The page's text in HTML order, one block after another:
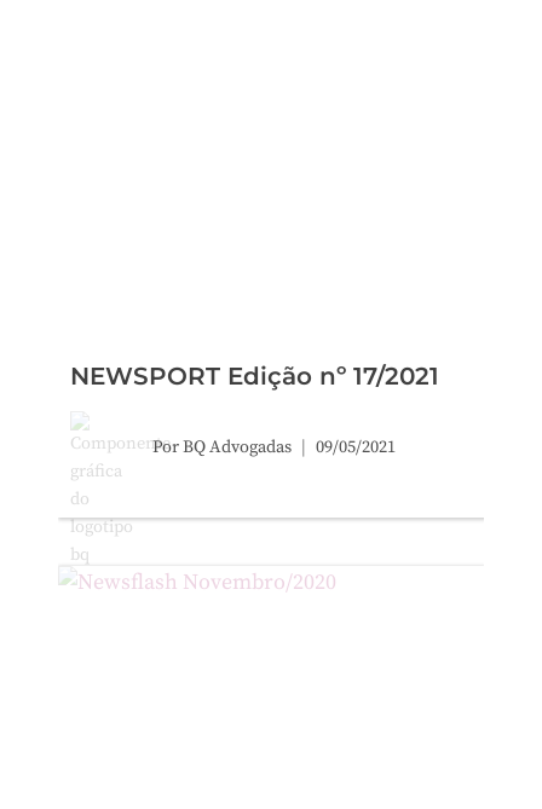
NEWSPORT Edição nº 17/2021
PorBQ Advogadas 09/05/2021